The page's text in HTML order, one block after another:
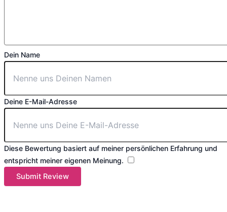
Dein Name
Deine E-Mail-Adresse
Diese Bewertung basiert auf meiner persönlichen Erfahrung und
entspricht meiner eigenen Meinung.
Submit Review